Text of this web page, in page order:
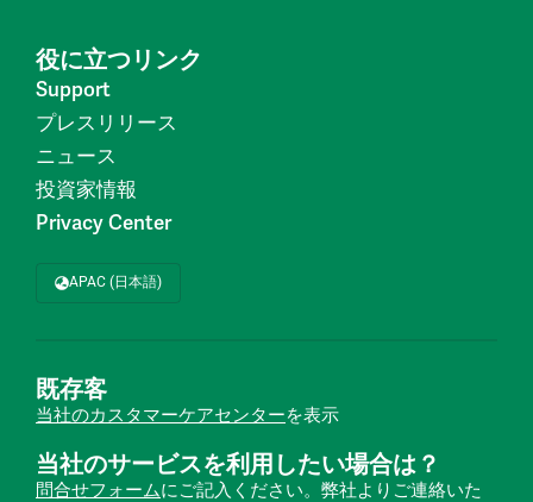
役に立つリンク
Support
プレスリリース
ニュース
投資家情報
Privacy Center
APAC (日本語)
既存客
当社のカスタマーケアセンターを表示
当社のサービスを利用したい場合は？
問合せフォームにご記入ください。弊社よりご連絡いた